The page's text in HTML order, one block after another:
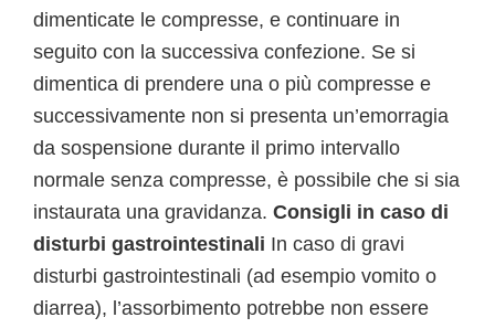
dimenticate le compresse, e continuare in
seguito con la successiva confezione. Se si
dimentica di prendere una o più compresse e
successivamente non si presenta un’emorragia
da sospensione durante il primo intervallo
normale senza compresse, è possibile che si sia
instaurata una gravidanza. Consigli in caso di
disturbi gastrointestinali In caso di gravi
disturbi gastrointestinali (ad esempio vomito o
diarrea), l’assorbimento potrebbe non essere